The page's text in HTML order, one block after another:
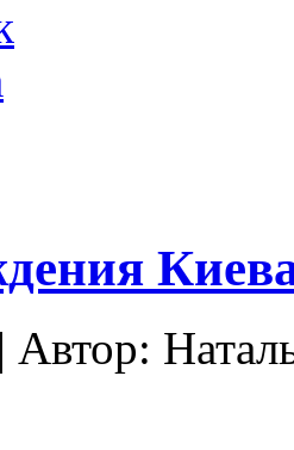
| Автор: